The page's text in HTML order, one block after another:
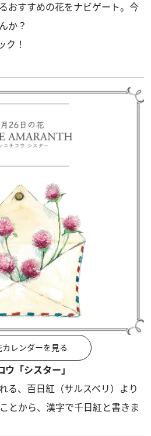
おすすめの花をナビゲート。今
か？
ク！
レンダーを見る
「シスター」
る、百日紅（サルスベリ）より
とから、漢字で千日紅と書きま